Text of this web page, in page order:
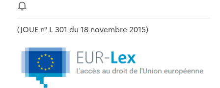
(JOUE n° L 301 du 18 novembre 2015)